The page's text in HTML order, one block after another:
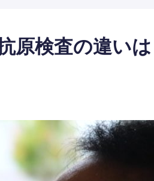
原検査の違い